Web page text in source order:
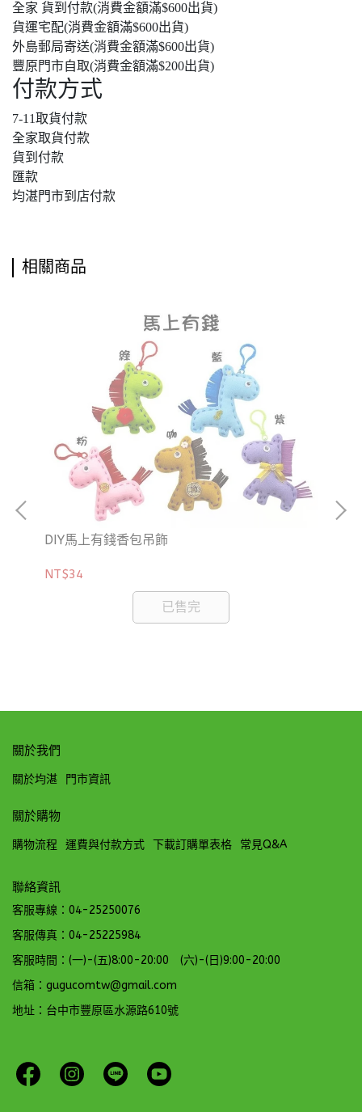
全家 貨到付款(消費金額滿$600出貨)
貨運宅配(消費金額滿$600出貨)
外島郵局寄送(消費金額滿$600出貨)
豐原門市自取(消費金額滿$200出貨)
付款方式
7-11取貨付款
全家取貨付款
貨到付款
匯款
均湛門市到店付款
相關商品
DIY馬上有錢香包吊飾
NT$34
已售完
關於我們
關於均湛 門市資訊
關於購物
購物流程 運費與付款方式 下載訂購單表格 常見Q&A
聯絡資訊
客服專線：04-25250076
客服傳真：04-25225984
客服時間：(一)-(五)8:00-20:00 (六)-(日)9:00-20:00
信箱：gugucomtw@gmail.com
地址：台中市豐原區水源路610號